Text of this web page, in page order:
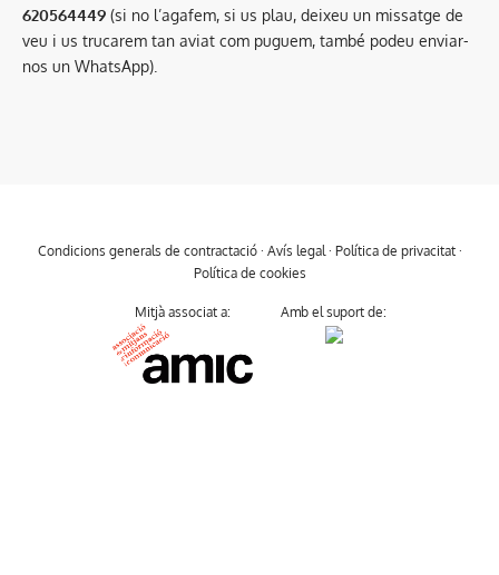
620564449 (si no l’agafem, si us plau, deixeu un missatge de
veu i us trucarem tan aviat com puguem, també podeu enviar-
nos un WhatsApp).
Condicions generals de contractació· Avís legal · Política de privacitat·
Política de cookies
Mitjà associat a: Amb el suport de: